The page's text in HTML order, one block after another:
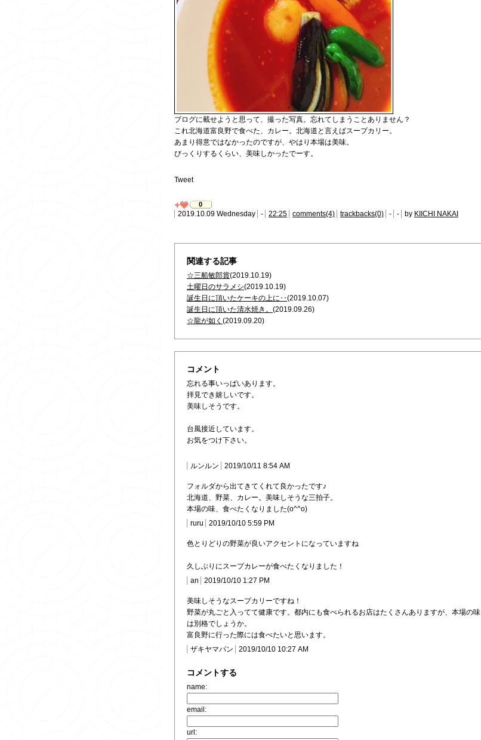
ブログに載せようと思って、撮った写真。忘れてしまうことありません？
これ北海道富良野で食べた、カレー。北海道と言えばスープカリー。
あまり得意ではなかったのですが、やはり本場は美味。
びっくりするくらい、美味しかったでーす。
Tweet
0
2019.10.09 Wednesday - 22:25 comments(4) trackbacks(0) - - by KIICHI NAKAI
関連する記事
☆三船敏郎賞(2019.10.19)
土曜日のサラメシ(2019.10.19)
誕生日に頂いたケーキの上に‥(2019.10.07)
誕生日に頂いた清水焼き。 (2019.09.26)
☆龍が如く (2019.09.20)
コメント
忘れる事いっぱいあります。
拝見でき嬉しいです。
美味しそうです。
台風接近しています。
お気をつけ下さい。
ルンルン 2019/10/11 8:54 AM
フォルダから出てきてくれて良かったです♪
北海道、野菜、カレー。美味しそうな三拍子。
本場の味、食べたくなりました(o^^o)
ruru
2019/10/10 5:59 PM
色とりどりの野菜が良いアクセントになっていますね
久しぶりにスープカレーが食べたくなりました！
an
2019/10/10 1:27 PM
美味しそうなスープカリーですね！
野菜が丸ごと入ってて健康です。都内にも食べられるお店はたくさんありますが、本場の味
は別格でしょうか。
富良野に行った際には食べたいと思います。
ザキヤマパン
2019/10/10 10:27 AM
コメントする
name:
email:
url: